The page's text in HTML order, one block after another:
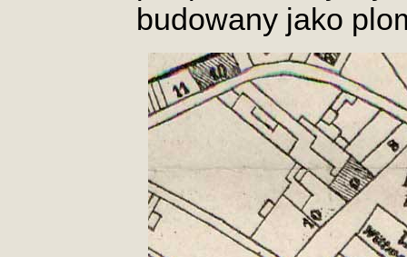
budowany jako